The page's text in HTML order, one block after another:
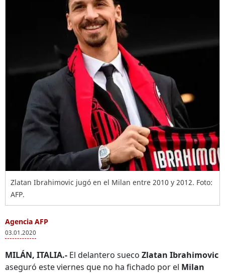
Zlatan Ibrahimovic jugó en el Milan entre 2010 y 2012. Foto:
AFP.
Agencia AFP
03.01.2020
MILÁN, ITALIA.- El delantero sueco Zlatan Ibrahimovic
aseguró este viernes que no ha fichado por el Milan